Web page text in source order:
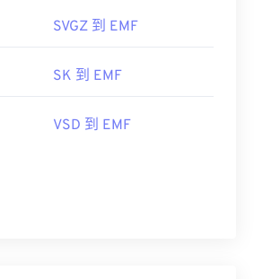
PhotoFiltre Studio 、 Ability
SVGZ 到 EMF
SK 到 EMF
VSD 到 EMF